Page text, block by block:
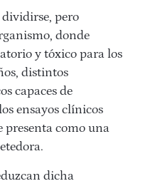
dividirse, pero
donde
y tóxico para los
distintos
capaces de
ensayos clínicos
presenta como una
dicha